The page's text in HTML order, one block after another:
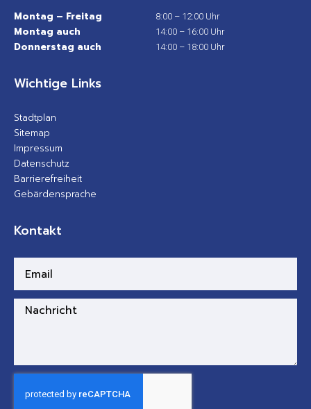
Montag – Freitag 8:00 – 12:00 Uhr
Montag auch 14:00 – 16:00 Uhr
Donnerstag auch 14:00 – 18:00 Uhr
Wichtige Links
Stadtplan
Sitemap
Impressum
Datenschutz
Barrierefreiheit
Gebärdensprache
Kontakt